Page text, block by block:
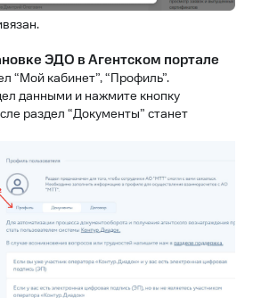
ЭДО в Агентском портале
“Мой кабинет”, “Профиль”.
данными и нажмите кнопку
раздел “Документы” станет